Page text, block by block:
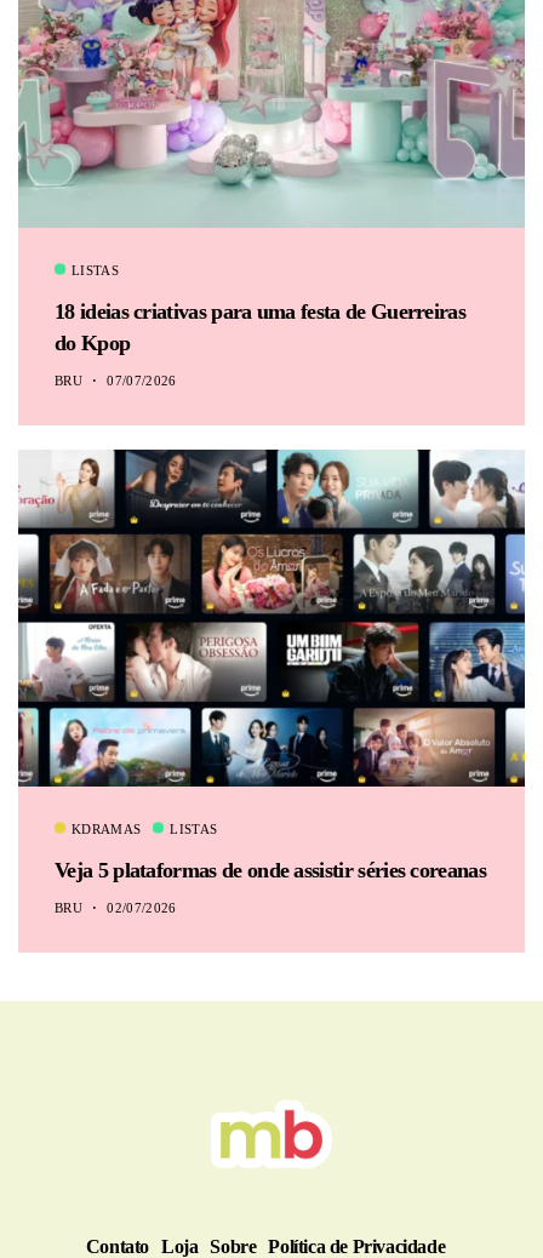
LISTAS
18 ideias criativas para uma festa de Guerreiras
do Kpop
BRU 07/07/2026
KDRAMAS LISTAS
Veja 5 plataformas de onde assistir séries coreanas
BRU 02/07/2026
Contato Loja Sobre Política de Privacidade